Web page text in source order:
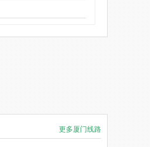
更多厦门线路